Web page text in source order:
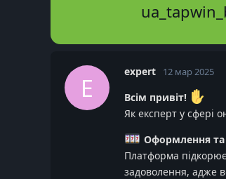
E
expert 12 мар 2025
Всім привіт!
Як експерт у сфері
Оформлення та
Платформа
задоволення, адже